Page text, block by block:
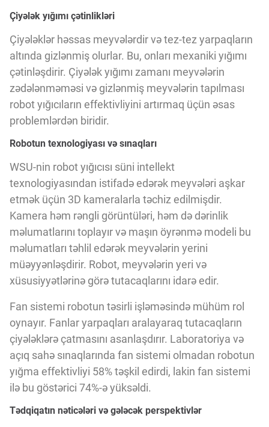
Haqqımızda
Vizyoner Baxışı
Innovasiya Bələdçisi
Podkastlar
Çiyələk yığımı çətinlikləri
Çiyələklər həssas meyvələrdir və tez-tez yarpaqların
altında gizlənmiş olurlar. Bu, onları mexaniki yığımı
çətinləşdirir. Çiyələk yığımı zamanı meyvələrin
zədələnməməsi və gizlənmiş meyvələrin tapılması
robot yığıcıların effektivliyini artırmaq üçün əsas
problemlərdən biridir.
Robotun texnologiyası və sınaqları
WSU-nin robot yığıcısı süni intellekt
texnologiyasından istifadə edərək meyvələri aşkar
etmək üçün 3D kameralarla təchiz edilmişdir.
Kamera həm rəngli görüntüləri, həm də dərinlik
məlumatlarını toplayır və maşın öyrənmə modeli bu
məlumatları təhlil edərək meyvələrin yerini
müəyyənləşdirir. Robot, meyvələrin yeri və
xüsusiyyətlərinə görə tutacaqlarını idarə edir.
Fan sistemi robotun təsirli işləməsində mühüm rol
oynayır. Fanlar yarpaqları aralayaraq tutacaqların
çiyələklərə çatmasını asanlaşdırır. Laboratoriya və
açıq sahə sınaqlarında fan sistemi olmadan robotun
yığma effektivliyi 58% təşkil edirdi, lakin fan sistemi
ilə bu göstərici 74%-ə yüksəldi.
Tədqiqatın nəticələri və gələcək perspektivlər